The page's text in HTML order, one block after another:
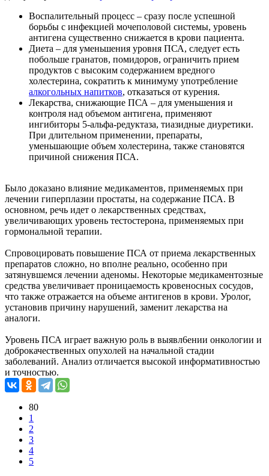
Воспалительный процесс – сразу после успешной
борьбы с инфекцией мочеполовой системы, уровень
антигена существенно снижается в крови пациента.
Диета – для уменьшения уровня ПСА, следует есть
побольше гранатов, помидоров, ограничить прием
продуктов с высоким содержанием вредного
холестерина, сократить к минимуму употребление
алкогольных напитков, отказаться от курения.
Лекарства, снижающие ПСА – для уменьшения и
контроля над объемом антигена, применяют
ингибиторы 5-альфа-редуктаза, тиазидные диуретики.
При длительном применении, препараты,
уменьшающие объем холестерина, также становятся
причиной снижения ПСА.
Было доказано влияние медикаментов, применяемых при
лечении гиперплазии простаты, на содержание ПСА. В
основном, речь идет о лекарственных средствах,
увеличивающих уровень тестостерона, применяемых при
гормональной терапии.
Спровоцировать повышение ПСА от приема лекарственных
препаратов сложно, но вполне реально, особенно при
затянувшемся лечении аденомы. Некоторые медикаментозные
средства увеличивает проницаемость кровеносных сосудов,
что также отражается на объеме антигенов в крови. Уролог,
установив причину нарушений, заменит лекарства на
аналоги.
Уровень ПСА играет важную роль в выявл6ении онкологии и
доброкачественных опухолей на начальной стадии
заболеваний. Анализ отличается высокой информативностью
и точностью.
80
1
2
3
4
5